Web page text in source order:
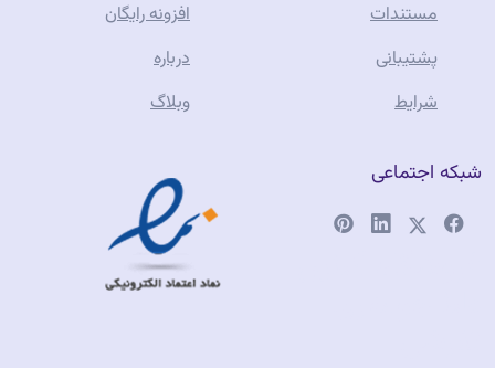
مستندات
پشتیبانی
شرایط
افزونه رایگان
درباره
وبلاگ
شبکه اجتماعی